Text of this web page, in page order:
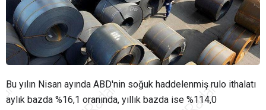
Bu yılın Nisan ayında ABD'nin soğuk haddelenmiş rulo ithalatı
aylık bazda %16,1 oranında, yıllık bazda ise %114,0